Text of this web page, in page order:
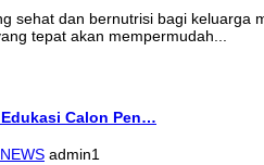
sehat dan bernutrisi bagi keluarga
tepat akan mempermudah...
Calon Pen…
admin1